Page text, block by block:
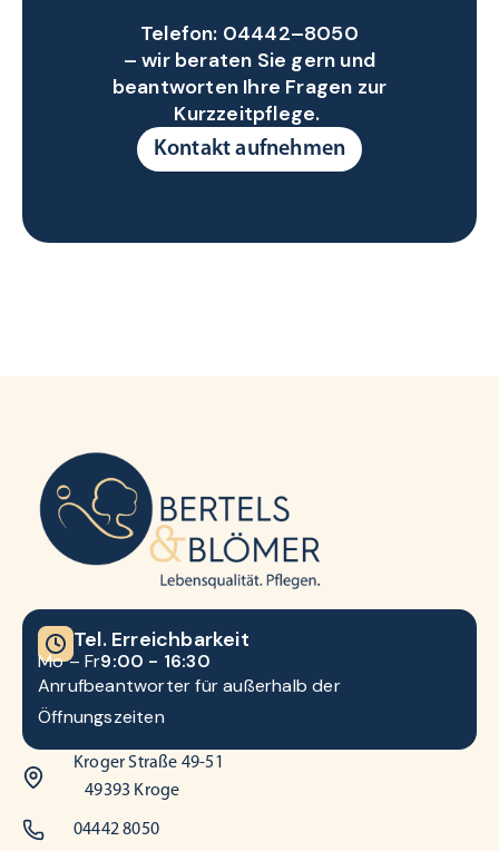
Telefon: 04442–8050
– wir beraten Sie gern und
beantworten Ihre Fragen zur
Kurzzeitpflege.
Kontakt aufnehmen
Tel. Erreichbarkeit
Mo – Fr9:00 - 16:30
Anrufbeantworter für außerhalb der
Öffnungszeiten
Kroger Straße 49-51
49393 Kroge
04442 8050